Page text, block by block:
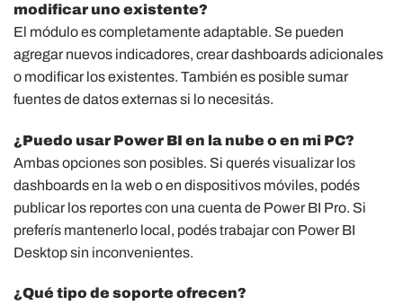
modificar uno existente?
El módulo es completamente adaptable. Se pueden
agregar nuevos indicadores, crear dashboards adicionales
o modificar los existentes. También es posible sumar
fuentes de datos externas si lo necesitás.
¿Puedo usar Power BI en la nube o en mi PC?
Ambas opciones son posibles. Si querés visualizar los
dashboards en la web o en dispositivos móviles, podés
publicar los reportes con una cuenta de Power BI Pro. Si
preferís mantenerlo local, podés trabajar con Power BI
Desktop sin inconvenientes.
¿Qué tipo de soporte ofrecen?